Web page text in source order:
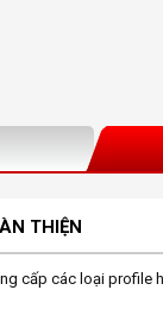
THIỆN
cấp các loại